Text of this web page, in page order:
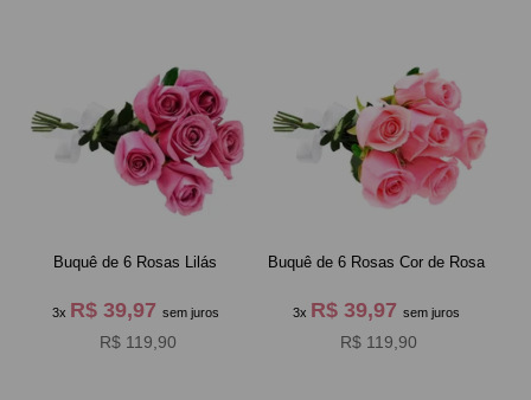
Buquê de 6 Rosas Lilás
3x R$ 39,97 sem juros
R$ 119,90
Buquê de 6 Rosas Cor de Rosa
3x R$ 39,97sem juros
R$ 119,90